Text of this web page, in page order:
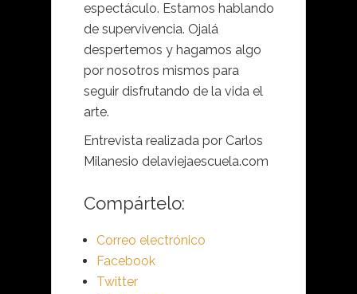
espectáculo. Estamos hablando
de supervivencia. Ojalá
despertemos y hagamos algo
por nosotros mismos para
seguir disfrutando de la vida el
arte.
Entrevista realizada por Carlos
Milanesio delaviejaescuela.com
Compártelo:
Correo electrónico
Facebook
Twitter